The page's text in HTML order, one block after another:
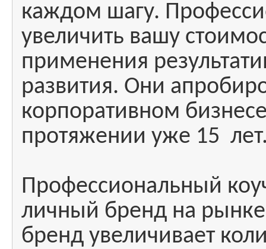
каждом шагу.
увеличить вашу
применения
развития. Они
корпоративном
протяжении уже 15
Профессиональный
личный бренд на
бренд увеличивает